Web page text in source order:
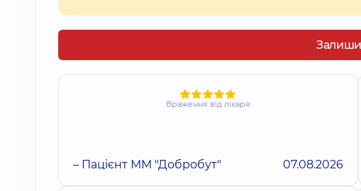
Враження від лікаря
– Пацієнт ММ "Добробут" 07.08.2026